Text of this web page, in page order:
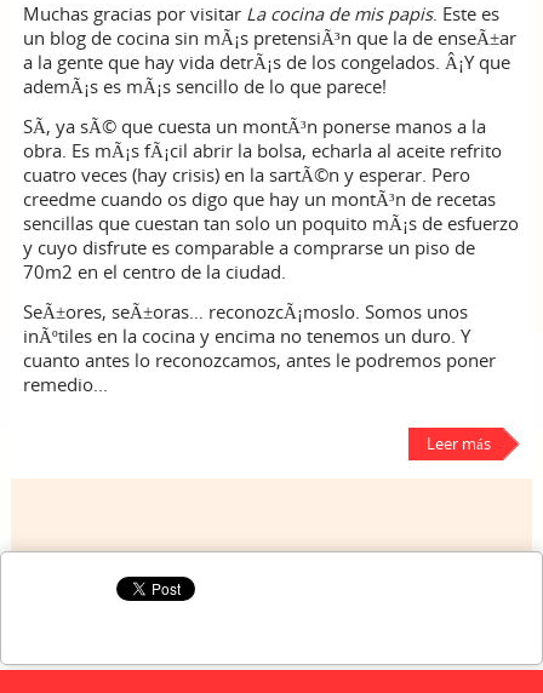
Muchas gracias por visitar La cocina de mis papis. Este es
un blog de cocina sin mÃ¡s pretensiÃ³n que la de enseÃ±ar
a la gente que hay vida detrÃ¡s de los congelados. Â¡Y que
ademÃ¡s es mÃ¡s sencillo de lo que parece!
SÃ­, ya sÃ© que cuesta un montÃ³n ponerse manos a la
obra. Es mÃ¡s fÃ¡cil abrir la bolsa, echarla al aceite refrito
cuatro veces (hay crisis) en la sartÃ©n y esperar. Pero
creedme cuando os digo que hay un montÃ³n de recetas
sencillas que cuestan tan solo un poquito mÃ¡s de esfuerzo
y cuyo disfrute es comparable a comprarse un piso de
70m2 en el centro de la ciudad.
SeÃ±ores, seÃ±oras… reconozcÃ¡moslo. Somos unos
inÃºtiles en la cocina y encima no tenemos un duro. Y
cuanto antes lo reconozcamos, antes le podremos poner
remedio...
Leer más